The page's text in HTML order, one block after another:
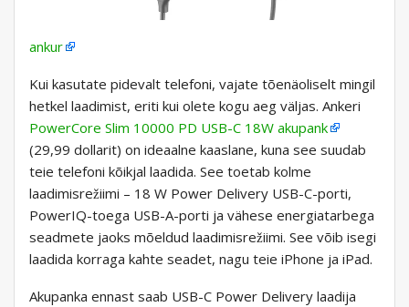
ankur
Kui kasutate pidevalt telefoni, vajate tõenäoliselt mingil
hetkel laadimist, eriti kui olete kogu aeg väljas. Ankeri
PowerCore Slim 10000 PD USB-C 18W akupank
(29,99 dollarit) on ideaalne kaaslane, kuna see suudab
teie telefoni kõikjal laadida. See toetab kolme
laadimisrežiimi – 18 W Power Delivery USB-C-porti,
PowerIQ-toega USB-A-porti ja vähese energiatarbega
seadmete jaoks mõeldud laadimisrežiimi. See võib isegi
laadida korraga kahte seadet, nagu teie iPhone ja iPad.
Akupanka ennast saab USB-C Power Delivery laadija